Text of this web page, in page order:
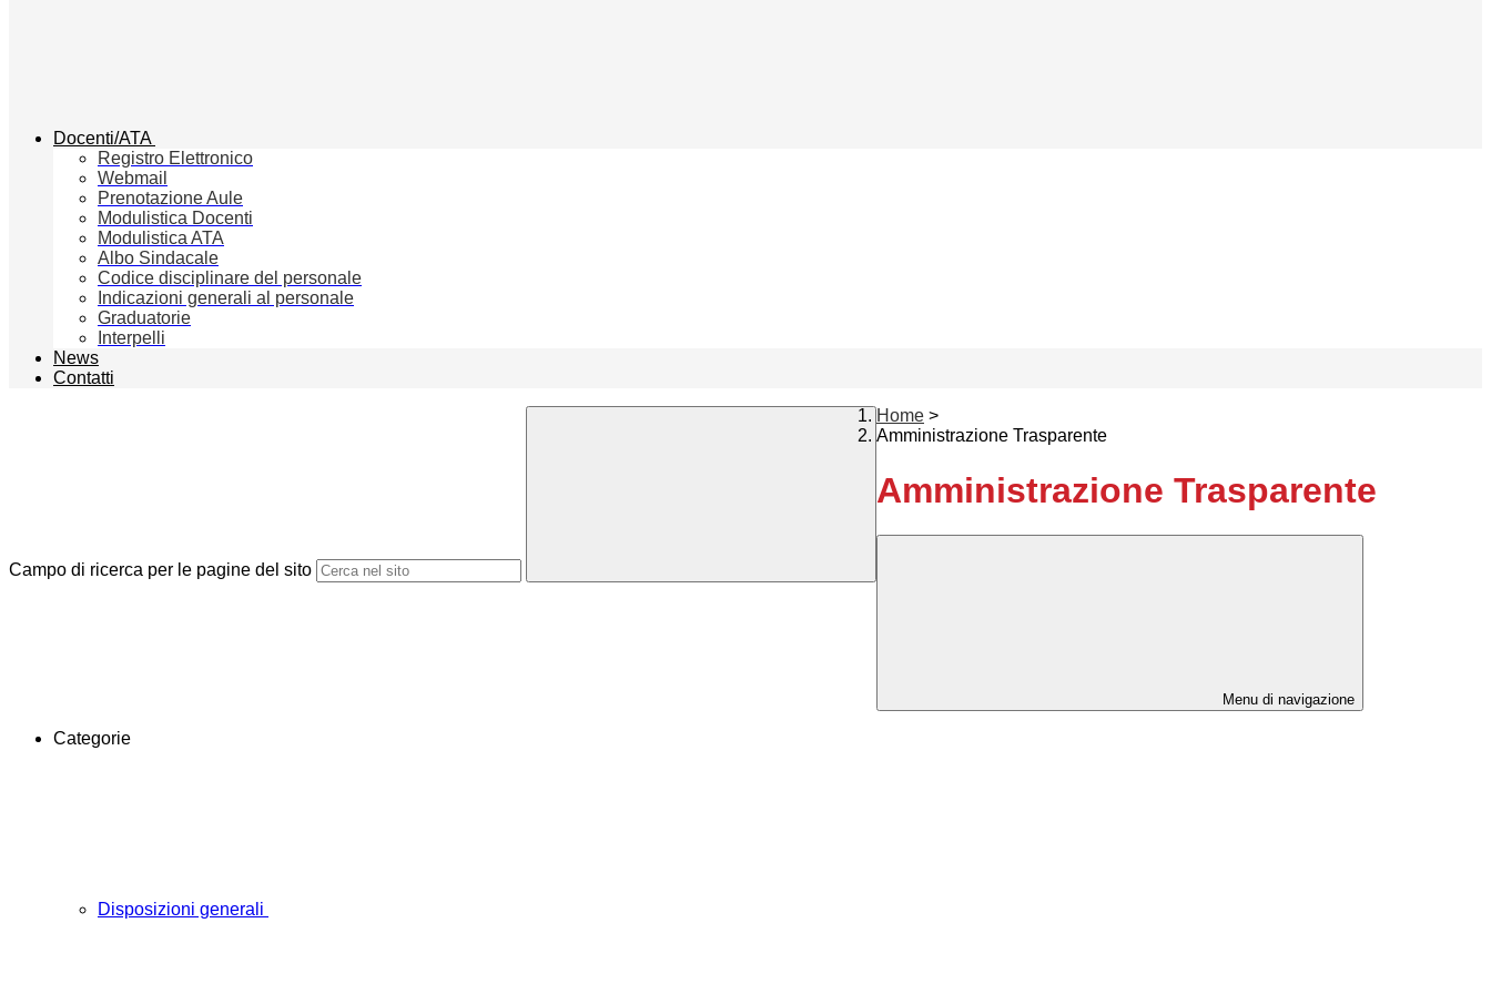
Docenti/ATA
Registro Elettronico
Webmail
Prenotazione Aule
Modulistica Docenti
Modulistica ATA
Albo Sindacale
Codice disciplinare del personale
Indicazioni generali al personale
Graduatorie
Interpelli
News
Contatti
Campo di ricerca per le pagine del sito
Home >
Amministrazione Trasparente
Amministrazione Trasparente
Menu di navigazione
Categorie
Disposizioni generali